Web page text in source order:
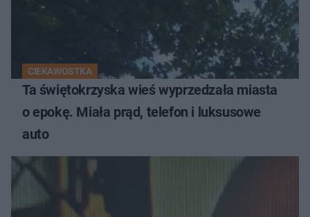
CIEKAWOSTKA
Ta świętokrzyska wieś wyprzedzała miasta
o epokę. Miała prąd, telefon i luksusowe
auto